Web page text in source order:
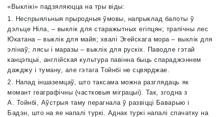
«Выклікі» падзяляюцца на тры віды:
1. Неспрыяльныя прыродныя ўмовы, напрыклад балоты ў
дэльце Ніла, – выклік для старажытных егіпцян; трапічны лес
Юкатана – выклік для майя; хвалі Эгейскага мора – выклік для
элінаў; лясы і маразы – выклік для рускіх. Паводле гэтай
канцэпцыі, англійская культура павінна быць спараджэннем
дажджу і туману, але гэтага Тойнбі не сцвярджае.
2. Напад іншаземцаў, што таксама можна разглядаць як
момант геаграфічны (частковыя міграцыі). Так, згодна з
А. Тойнбі, Аўстрыя таму перагнала ў развіцці Баварыю і
Бадэн, што на яе напалі туркі. Аднак туркі напалі спачатку на